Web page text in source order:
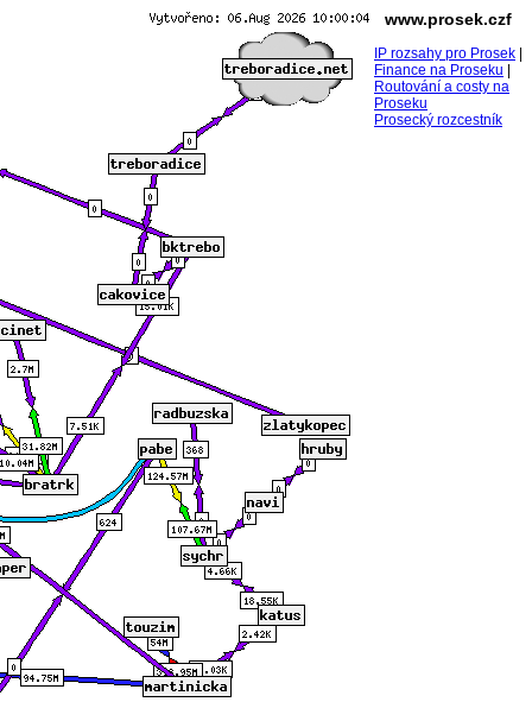
www.prosek.czf
IP rozsahy pro Prosek
Finance na Proseku
Routování a costy na
Proseku
Prosecký rozcestník